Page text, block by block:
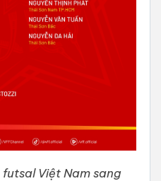
Việt Nam sang